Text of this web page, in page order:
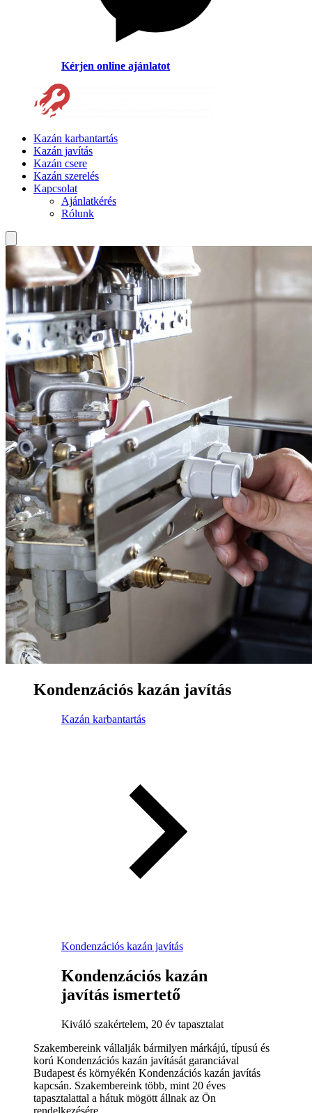
Kérjen online ajánlatot
Kazán karbantartás
Kazán javítás
Kazán csere
Kazán szerelés
Kapcsolat
Ajánlatkérés
Rólunk
Kondenzációs kazán javítás
Kazán karbantartás
Kondenzációs kazán javítás
Kondenzációs kazán
javítás ismertető
Kiváló szakértelem, 20 év tapasztalat
Szakembereink vállalják bármilyen márkájú, típusú és
korú Kondenzációs kazán javítását garanciával
Budapest és környékén Kondenzációs kazán javítás
kapcsán. Szakembereink több, mint 20 éves
tapasztalattal a hátuk mögött állnak az Ön
rendelkezésére.